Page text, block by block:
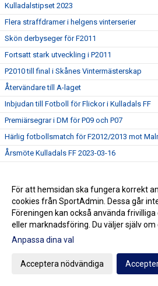
Kulladalstipset 2023
Flera straffdramer i helgens vinterserier
Skön derbyseger för F2011
Fortsatt stark utveckling i P2011
P2010 till final i Skånes Vintermästerskap
Återvändare till A-laget
Inbjudan till Fotboll för Flickor i Kulladals FF
Premiärsegrar i DM för P09 och P07
Härlig fotbollsmatch för F2012/2013 mot
Årsmöte Kulladals FF 2023-03-16
Spelglädje och kämpaglöd i F2014/2015 i
Nermin och Hugo uttagna till Svenska
Regionala läger
Meriterat nyförvärv till A-laget
A-laget söker lagledare
Amin Sarr klar för Lyon
Utvecklande matcher för P2011 i Viffecupen
För att hemsidan ska fungera korrekt
cookies från SportAdmin. Dessa går
Föreningen kan också använda
eller marknadsföring. Du väljer själv om
Anpassa dina val
Acceptera nödvändiga